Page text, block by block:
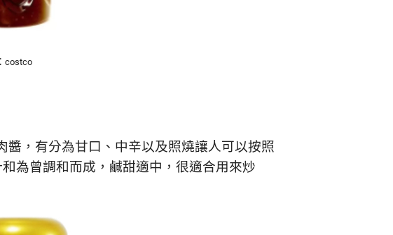
costco
醬，有分為甘口、中辛以及照燒讓人可以按照
為曾調和而成，鹹甜適中，很適合用來炒